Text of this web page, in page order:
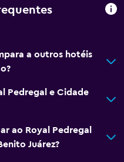
a outros hotéis
Pedregal e Cidade
ao Royal Pedregal
Juárez?